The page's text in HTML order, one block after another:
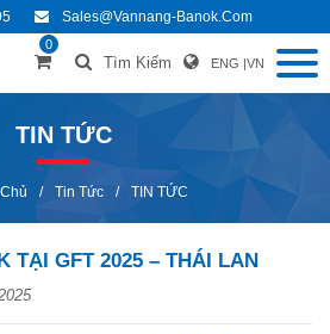
Sales@vannang-Banok.com
0
Tìm Kiếm ENG |VN
TIN TỨC
/ Tin Tức / TIN TỨC
TẠI GFT 2025 – THÁI LAN